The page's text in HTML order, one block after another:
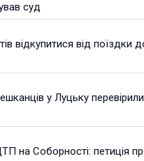
суд
відкупитися від поїздки
у Луцьку
на Соборності: петиція